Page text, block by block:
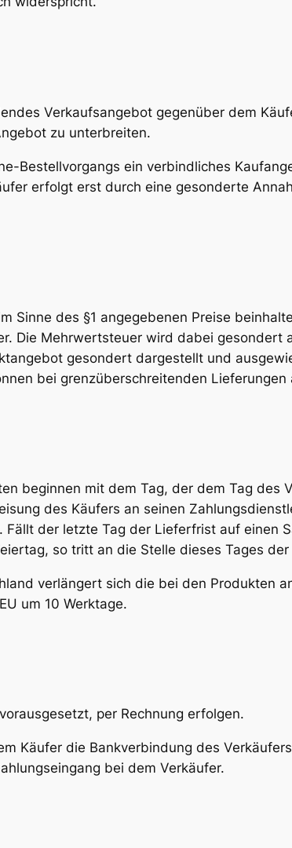
Verkaufsangebot gegenüber dem
zu unterbreiten.
Bestellvorgangs ein verbindliches
erfolgt erst durch eine gesonderte
Sinne des §1 angegebenen Preise
Die Mehrwertsteuer wird dabei gesondert
gesondert dargestellt und
bei grenzüberschreitenden Lieferungen
beginnen mit dem Tag, der dem Tag des
des Käufers an seinen
der letzte Tag der Lieferfrist auf einen
so tritt an die Stelle dieses Tages
verlängert sich die bei den Produkten
um 10 Werktage.
per Rechnung erfolgen.
Käufer die Bankverbindung des
bei dem Verkäufer.